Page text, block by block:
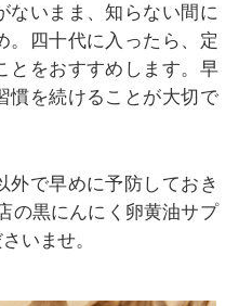
ないまま、知らない間に
。四十代に入ったら、定
とをおすすめします。早
慣を続けることが大切で
外で早めに予防しておき
の黒にんにく卵黄油サプ
いませ。